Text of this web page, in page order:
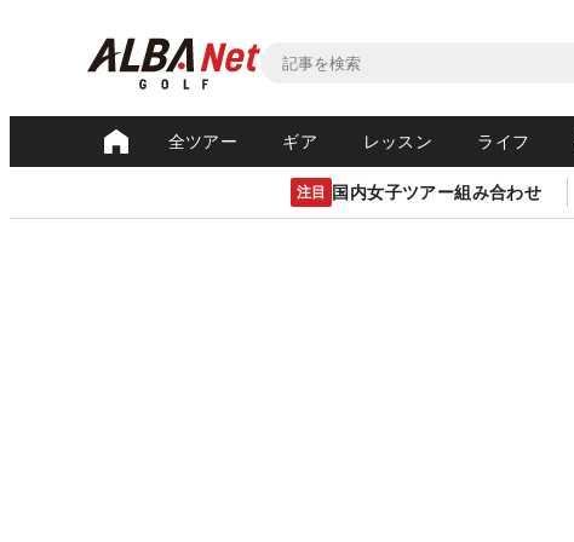
全ツアー ギア レッスン ライフ
注目 国内女子ツアー組み合わせ